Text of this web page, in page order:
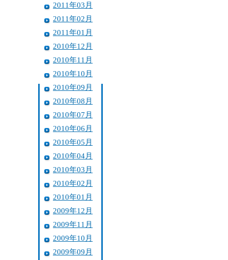
2011年03月
2011年02月
2011年01月
2010年12月
2010年11月
2010年10月
2010年09月
2010年08月
2010年07月
2010年06月
2010年05月
2010年04月
2010年03月
2010年02月
2010年01月
2009年12月
2009年11月
2009年10月
2009年09月